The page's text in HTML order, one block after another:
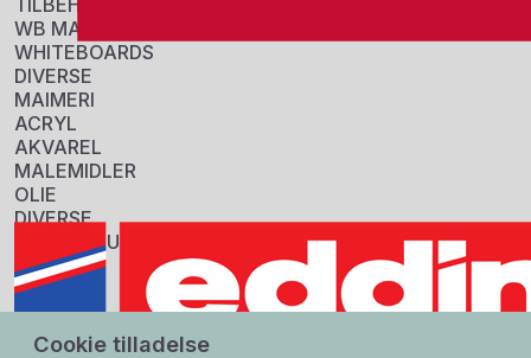
TILBEHØR
WB MARKERS
WHITEBOARDS
DIVERSE
MAIMERI
ACRYL
AKVAREL
MALEMIDLER
OLIE
DIVERSE
ROYAL BRUSH
COLOUR
PENSLER
DIVERSE
Log ind
Information
Sku:
603065
GTIN:
5028252641074
32131000
Origin:
Specifikationer
Cookie tilladelse